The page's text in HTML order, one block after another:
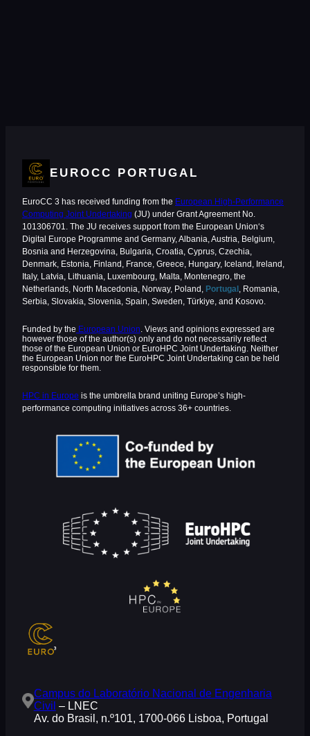
EUROCC PORTUGAL
EuroCC 3 has received funding from the European High-Performance
Computing Joint Undertaking (JU) under Grant Agreement No.
101306701. The JU receives support from the European Union‘s
Digital Europe Programme and Germany, Albania, Austria, Belgium,
Bosnia and Herzegovina, Bulgaria, Croatia, Cyprus, Czechia,
Denmark, Estonia, Finland, France, Greece, Hungary, Iceland, Ireland,
Italy, Latvia, Lithuania, Luxembourg, Malta, Montenegro, the
Netherlands, North Macedonia, Norway, Poland, Portugal , Romania,
Serbia, Slovakia, Slovenia, Spain, Sweden, Türkiye, and Kosovo.
Funded by the European Union. Views and opinions expressed are
however those of the author(s) only and do not necessarily reflect
those of the European Union or EuroHPC Joint Undertaking. Neither
the European Union nor the EuroHPC Joint Undertaking can be held
responsible for them.
HPC in Europe is the umbrella brand uniting Europe’s high-
performance computing initiatives across 36+ countries.
Campus do Laboratório Nacional de Engenharia
Civil – LNEC
Av. do Brasil, n.º101, 1700-066 Lisboa, Portugal